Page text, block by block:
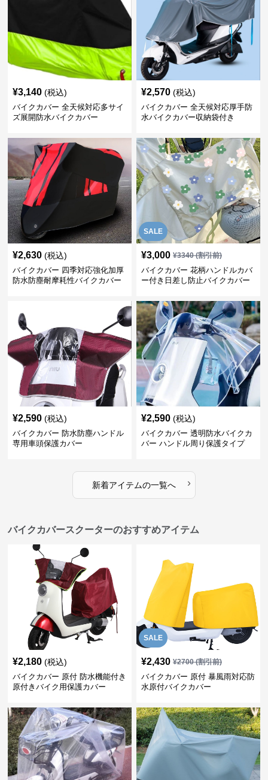
¥3,140 (税込)
バイクカバー 全天候対応多サイ
ズ展開防水バイクカバー
¥2,570 (税込)
バイクカバー 全天候対応厚手防
水バイクカバー収納袋付き
¥2,630 (税込)
バイクカバー 四季対応強化加厚
防水防塵耐摩耗性バイクカバー
SALE
¥3,000 ¥3340(割引前)
バイクカバー 花柄ハンドルカバ
ー付き日差し防止バイクカバー
¥2,590 (税込)
バイクカバー 防水防塵ハンドル
専用車頭保護カバー
¥2,590 (税込)
バイクカバー 透明防水バイクカ
バー ハンドル周り保護タイプ
新着アイテムの一覧へ ›
バイクカバースクーターのおすすめアイテム
¥2,180 (税込)
バイクカバー 原付 防水機能付き
原付きバイク用保護カバー
SALE
¥2,430 ¥2700(割引前)
バイクカバー 原付 暴風雨対応防
水原付バイクカバー